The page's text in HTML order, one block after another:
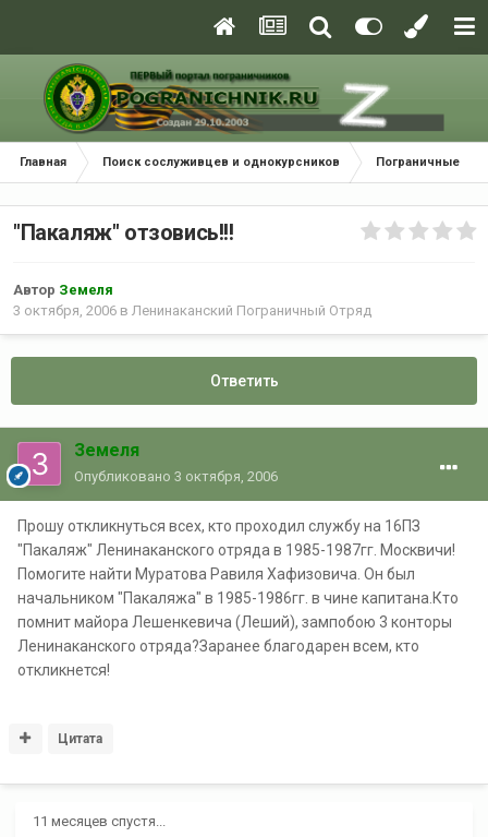
Главная Поиск сослуживцев и однокурсников Пограничные
"Пакаляж" отзовись!!!
Автор Земеля
3 октября, 2006 в Ленинаканский Пограничный Отряд
Ответить
Земеля
Опубликовано 3 октября, 2006
Прошу откликнуться всех, кто проходил службу на 16ПЗ
"Пакаляж" Ленинаканского отряда в 1985-1987гг. Москвичи!
Помогите найти Муратова Равиля Хафизовича. Он был
начальником "Пакаляжа" в 1985-1986гг. в чине капитана.Кто
помнит майора Лешенкевича (Леший), зампобою 3 конторы
Ленинаканского отряда?Заранее благодарен всем, кто
откликнется!
Цитата
11 месяцев спустя...